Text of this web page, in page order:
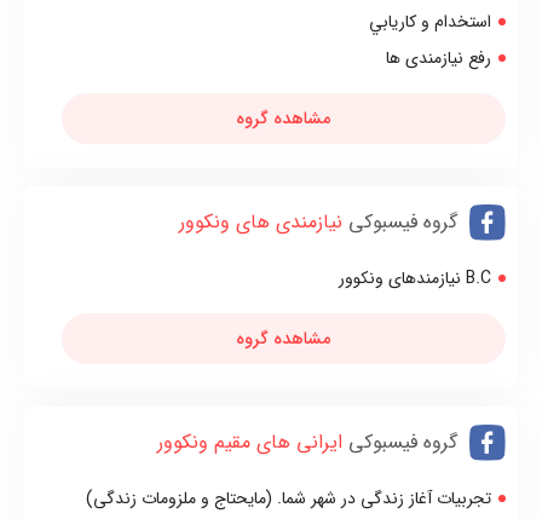
استخدام و كاريابي
رفع نيازمندی ها
مشاهده گروه
گروه فیسبوکی نیازمندی های ونکوور
B.C نیازمندهای ونکوور
مشاهده گروه
گروه فیسبوکی ایرانی های مقیم ونکوور
تجربيات آغاز زندگی در شهر شما. (مایحتاج و ملزومات زندگی)